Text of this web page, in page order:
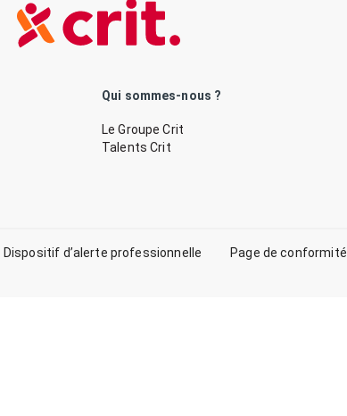
Qui sommes-nous ?
Le Groupe Crit
Talents Crit
Dispositif d’alerte professionnelle Page de conformité